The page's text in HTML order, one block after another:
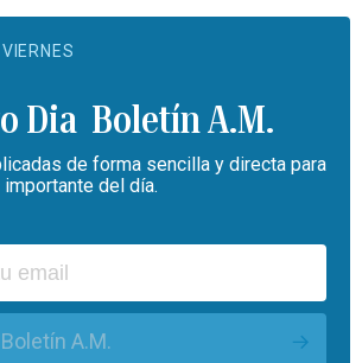
Boletín A.M.
de forma sencilla y directa para
del día.
A.M.